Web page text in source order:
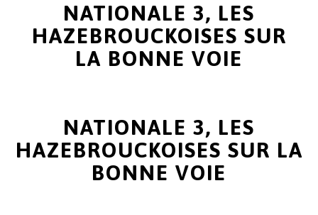
NATIONALE 3, LES
HAZEBROUCKOISES SUR
LA BONNE VOIE
NATIONALE 3, LES
HAZEBROUCKOISES SUR LA
BONNE VOIE